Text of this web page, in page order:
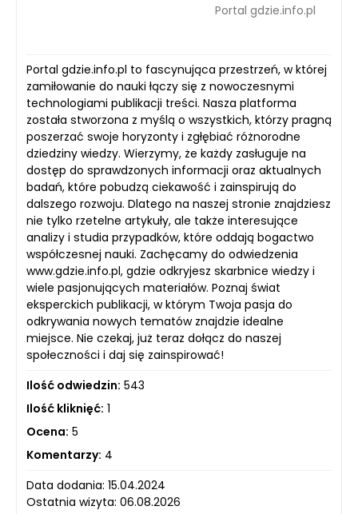
Portal gdzie.info.pl
Portal gdzie.info.pl to fascynująca przestrzeń, w której
zamiłowanie do nauki łączy się z nowoczesnymi
technologiami publikacji treści. Nasza platforma
została stworzona z myślą o wszystkich, którzy pragną
poszerzać swoje horyzonty i zgłębiać różnorodne
dziedziny wiedzy. Wierzymy, że każdy zasługuje na
dostęp do sprawdzonych informacji oraz aktualnych
badań, które pobudzą ciekawość i zainspirują do
dalszego rozwoju. Dlatego na naszej stronie znajdziesz
nie tylko rzetelne artykuły, ale także interesujące
analizy i studia przypadków, które oddają bogactwo
współczesnej nauki. Zachęcamy do odwiedzenia
www.gdzie.info.pl, gdzie odkryjesz skarbnice wiedzy i
wiele pasjonujących materiałów. Poznaj świat
eksperckich publikacji, w którym Twoja pasja do
odkrywania nowych tematów znajdzie idealne
miejsce. Nie czekaj, już teraz dołącz do naszej
społeczności i daj się zainspirować!
Ilość odwiedzin: 543
Ilość kliknięć: 1
Ocena: 5
Komentarzy: 4
Data dodania: 15.04.2024
Ostatnia wizyta: 06.08.2026